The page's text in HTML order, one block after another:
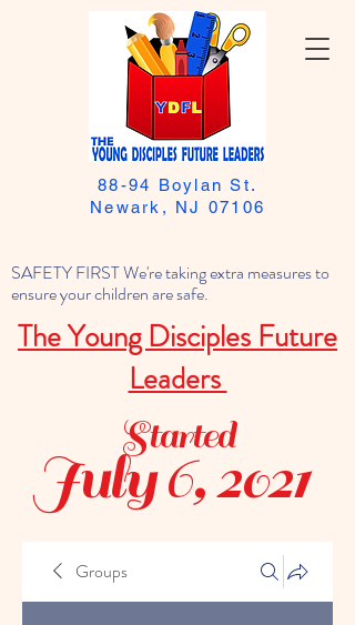
SAFETY FIRST We're taking extra measures to
ensure your children are safe.
The Young Disciples Future
Leaders
88-94 Boylan St.
Newark, NJ 07106
July 6, 2021
Started
Groups